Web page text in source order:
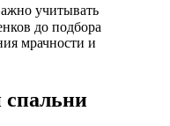
учитывать
до подбора
мрачности и